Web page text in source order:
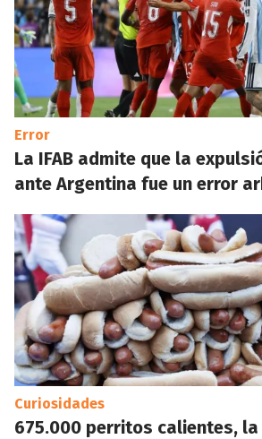
Error
La IFAB admite que la
ante Argentina fue un error
Curiosidades
675.000 perritos calientes,